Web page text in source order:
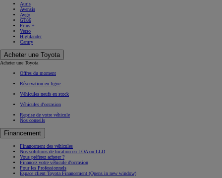
Auris
Avensis
Aygo
GT86
Prius +
Verso
Highlander
Camry
Acheter une Toyota
Acheter une Toyota
Offres du moment
Réservation en ligne
Véhicules neufs en stock
Véhicules d'occasion
Reprise de votre véhicule
Nos conseils
Financement
Financement des véhicules
Nos solutions de location en LOA ou LLD
Vous préférez acheter ?
Financez votre véhicule d'occasion
Pour les Professionnels
Espace client Toyota Financement (Opens in new window)